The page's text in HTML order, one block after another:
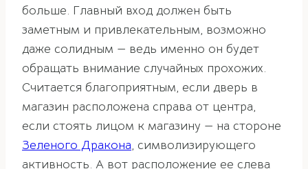
больше. Главный вход должен быть
заметным и привлекательным, возможно
даже солидным — ведь именно он будет
обращать внимание случайных прохожих.
Считается благоприятным, если дверь в
магазин расположена справа от центра,
если стоять лицом к магазину — на стороне
Зеленого Дракона, символизирующего
активность. А вот расположение ее слева